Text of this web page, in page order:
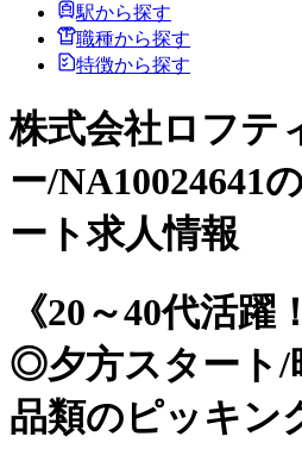
駅から探す
職種から探す
特徴から探す
株式会社ロフテ
ー/NA10024641
ート求人情報
《20～40代活
◎夕方スタート
品類のピッキン